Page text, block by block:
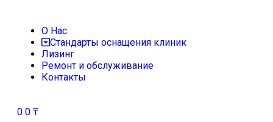
О Нас
Стандарты оснащения клиник
Лизинг
Ремонт и обслуживание
Контакты
0 0 ₸